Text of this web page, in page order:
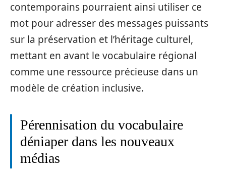
contemporains pourraient ainsi utiliser ce
mot pour adresser des messages puissants
sur la préservation et l’héritage culturel,
mettant en avant le vocabulaire régional
comme une ressource précieuse dans un
modèle de création inclusive.
Pérennisation du vocabulaire
déniaper dans les nouveaux
médias